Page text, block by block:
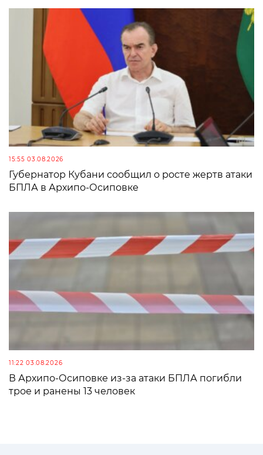
15:55 03.08.2026
Губернатор Кубани сообщил о росте жертв атаки
БПЛА в Архипо-Осиповке
11:22 03.08.2026
В Архипо-Осиповке из-за атаки БПЛА погибли
трое и ранены 13 человек